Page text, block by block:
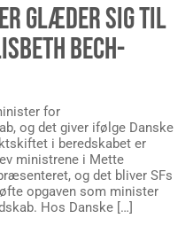
GLÆDER SIG TIL
BECH-
for
og det giver ifølge Danske
i beredskabet er
ministrene i Mette
og det bliver SFs
opgaven som minister
Hos Danske […]